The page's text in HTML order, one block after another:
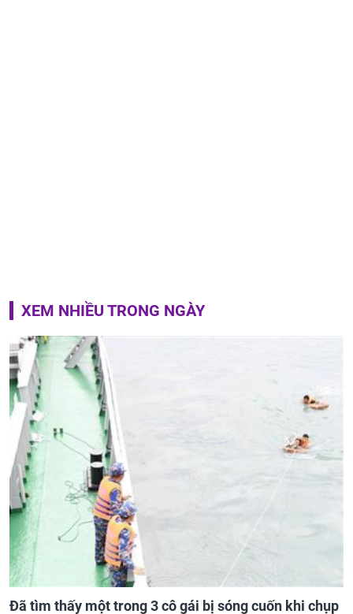
XEM NHIỀU TRONG NGÀY
Đã tìm thấy một trong 3 cô gái bị sóng cuốn khi chụp